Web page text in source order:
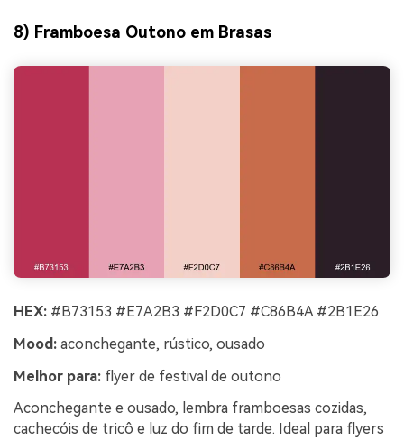
8) Framboesa Outono em Brasas
HEX: #B73153 #E7A2B3 #F2D0C7 #C86B4A #2B1E26
Mood: aconchegante, rústico, ousado
Melhor para: flyer de festival de outono
Aconchegante e ousado, lembra framboesas cozidas,
cachecóis de tricô e luz do fim de tarde. Ideal para flyers